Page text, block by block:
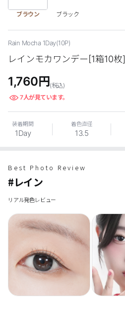
総合掲示板
カスタマーサービス
ショッピングガイド
アプリダウンロード
INSTAGRAM TWITTER
ブラウン ブラック
Rain Mocha 1Day(10P)
レインモカワンデー[1箱10枚]
1,760円(税込)
7人が見ています。
装着期間
1Day
着色直径
13.5
Best Photo Review
#レイン
リアル発色レビュー